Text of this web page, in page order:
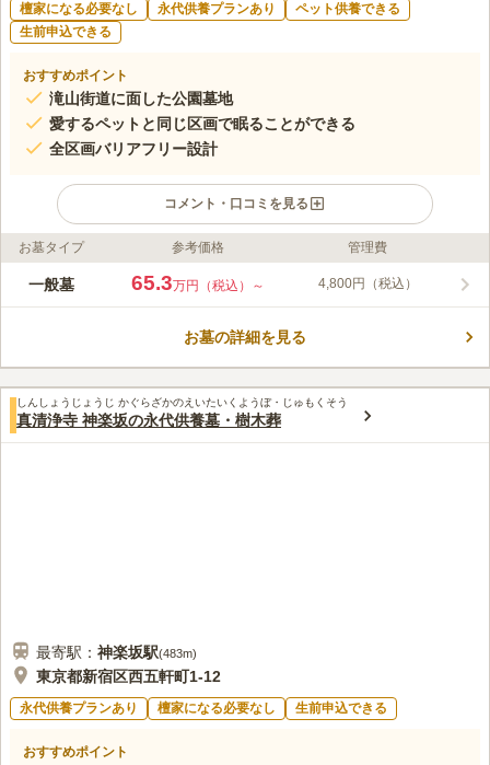
檀家になる必要なし 永代供養プランあり
ペット供養できる
生前申込できる
おすすめポイント
滝山街道に面した公園墓地
愛するペットと同じ区画で眠ることができる
全区画バリアフリー設計
コメント・口コミを見る
ライフドット編集部のコメント
2016年に八王子市戸吹町に新規開園した宗教不問で、誰でも利
あります。南向きの墓苑で日当たりは良好です。
口コミ評価
この霊園はまだ誰からも評価されていません。
お墓タイプ 参考価格 管理費
一般墓 65.3万円（税込）～ 4,800円（税込）
お墓の詳細を見る
しんしょうじょうじ かぐらざかのえいたいくようぼ・じゅもくそう
真清浄寺 神楽坂の永代供養墓・樹木葬
最寄駅： 神楽坂駅(483m)
東京都新宿区西五軒町1-12
永代供養プランあり 檀家になる必要なし 生前申込できる
おすすめポイント